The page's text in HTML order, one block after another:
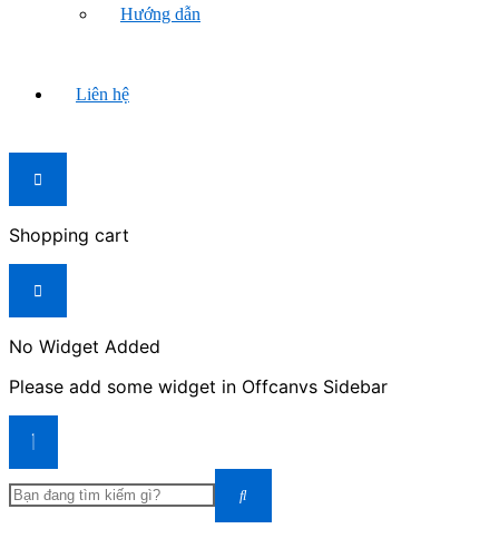
Hướng dẫn
Liên hệ
Shopping cart
No Widget Added
Please add some widget in Offcanvs Sidebar